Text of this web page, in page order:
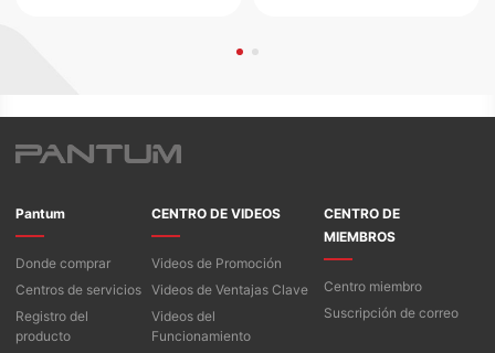
Pantum
Donde comprar
Centros de servicios
Registro del
producto
CENTRO DE VIDEOS
Videos de Promoción
Videos de Ventajas Clave
Videos del
Funcionamiento
CENTRO DE
MIEMBROS
Centro miembro
Suscripción de correo